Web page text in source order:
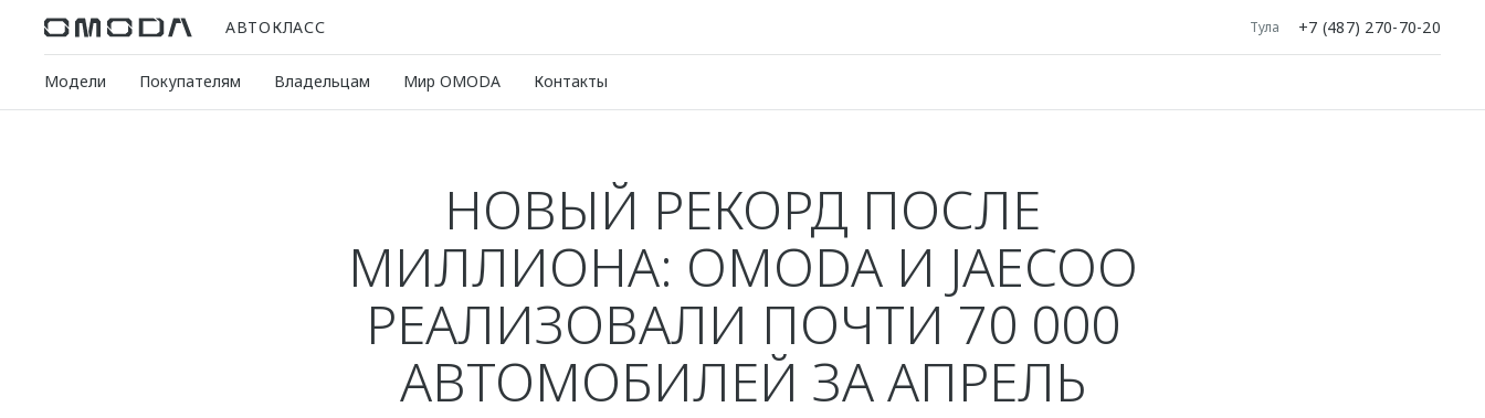
АВТОКЛАСС Тула +7 (487) 270-70-20
Модели Покупателям Владельцам Мир OMODA Контакты
НОВЫЙ РЕКОРД ПОСЛЕ
МИЛЛИОНА: OMODA И JAECOO
РЕАЛИЗОВАЛИ ПОЧТИ 70 000
АВТОМОБИЛЕЙ ЗА АПРЕЛЬ